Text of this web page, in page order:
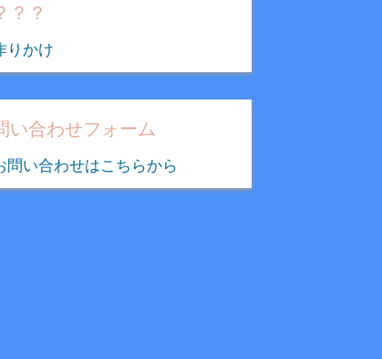
？？
りかけ
い合わせフォーム
問い合わせはこちらから